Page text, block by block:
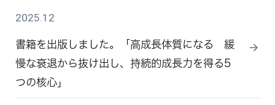
2025.12
書籍を出版しました。「高成長体質になる 緩
慢な衰退から抜け出し、持続的成長力を得る5
つの核心」